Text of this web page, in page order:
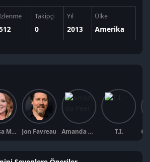
Takipçi
0
Yıl
2013
Ülke
Amerika
Melissa McCarthy Jon Favreau Amanda Peet T.I.